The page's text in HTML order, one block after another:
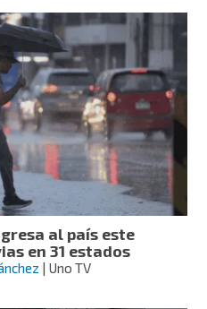
al país este
en 31 estados
| Uno TV